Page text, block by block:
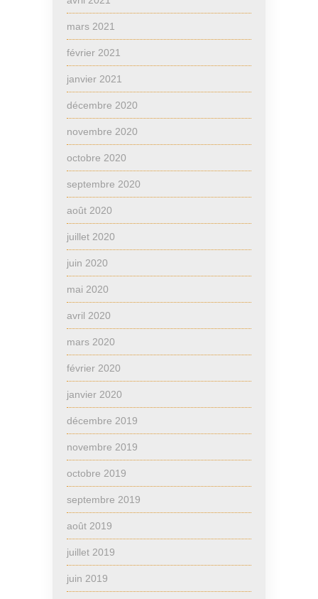
mars 2021
février 2021
janvier 2021
décembre 2020
novembre 2020
octobre 2020
septembre 2020
août 2020
juillet 2020
juin 2020
mai 2020
avril 2020
mars 2020
février 2020
janvier 2020
décembre 2019
novembre 2019
octobre 2019
septembre 2019
août 2019
juillet 2019
juin 2019